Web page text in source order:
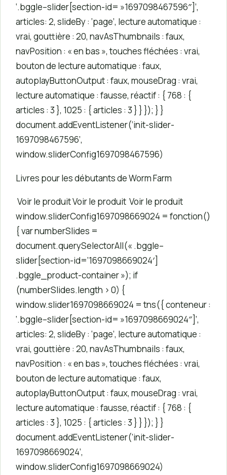
‘.bggle–slider[section-id= »1697098467596″]’,
articles: 2, slideBy : ‘page’, lecture automatique :
vrai, gouttière : 20, navAsThumbnails : faux,
navPosition : « en bas », touches fléchées : vrai,
bouton de lecture automatique : faux,
autoplayButtonOutput : faux, mouseDrag : vrai,
lecture automatique : fausse, réactif : { 768 : {
articles : 3 }, 1025 : { articles : 3 } } }); } }
document.addEventListener(‘init-slider-
1697098467596’,
window.sliderConfig1697098467596)
Livres pour les débutants de Worm Farm
Voir le produitVoir le produit Voir le produit
window.sliderConfig1697098669024 = fonction()
{ var numberSlides =
document.querySelectorAll(« .bggle–
slider[section-id=’1697098669024′]
.bggle_product-container »); if
(numberSlides.length > 0) {
window.slider1697098669024 = tns({ conteneur :
‘.bggle–slider[section-id= »1697098669024″]’,
articles: 2, slideBy : ‘page’, lecture automatique :
vrai, gouttière : 20, navAsThumbnails : faux,
navPosition : « en bas », touches fléchées : vrai,
bouton de lecture automatique : faux,
autoplayButtonOutput : faux, mouseDrag : vrai,
lecture automatique : fausse, réactif : { 768 : {
articles : 3 }, 1025 : { articles : 3 } } }); } }
document.addEventListener(‘init-slider-
1697098669024’,
window.sliderConfig1697098669024)